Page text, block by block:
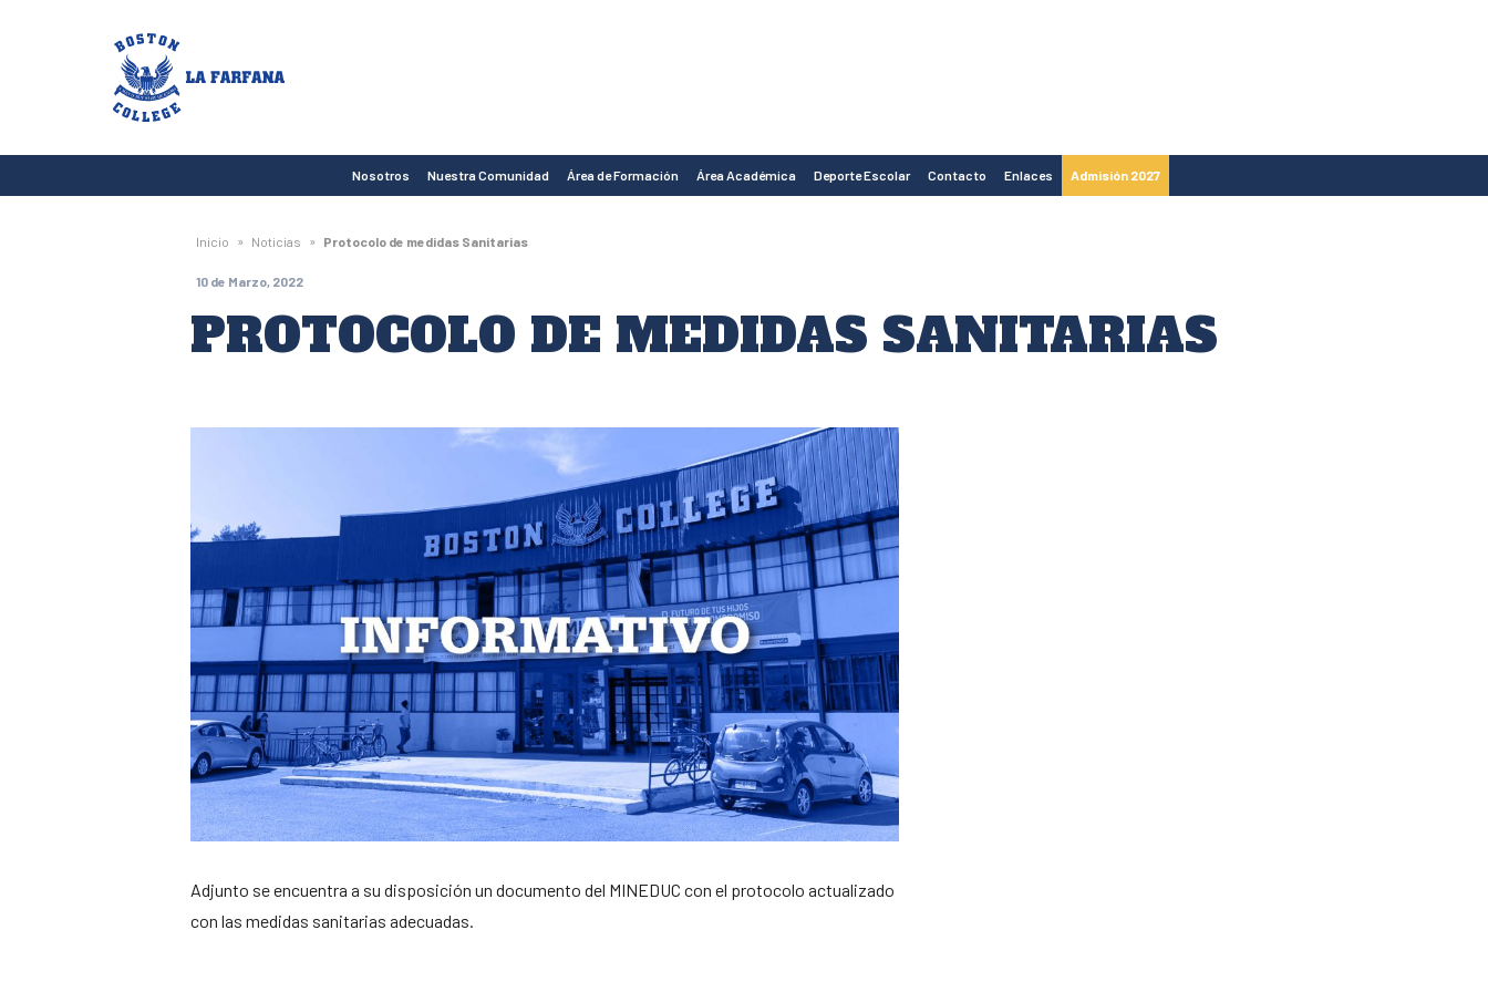
Boston
College
La
Farfana
Nosotros Nuestra Comunidad Área de Formación Área Académica Deporte Escolar Contacto Enlaces Admisión 2027
Inicio » Noticias » Protocolo de medidas Sanitarias
10 de Marzo, 2022
PROTOCOLO DE MEDIDAS SANITARIAS
Adjunto se encuentra a su disposición un documento del MINEDUC con el protocolo actualizado
con las medidas sanitarias adecuadas.